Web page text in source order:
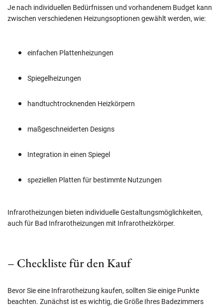
Je nach individuellen Bedürfnissen und vorhandenem Budget kann
zwischen verschiedenen Heizungsoptionen gewählt werden, wie:
einfachen Plattenheizungen
Spiegelheizungen
handtuchtrocknenden Heizkörpern
maßgeschneiderten Designs
Integration in einen Spiegel
speziellen Platten für bestimmte Nutzungen
Infrarotheizungen bieten individuelle Gestaltungsmöglichkeiten,
auch für Bad Infrarotheizungen mit Infrarotheizkörper.
– Checkliste für den Kauf
Bevor Sie eine Infrarotheizung kaufen, sollten Sie einige Punkte
beachten. Zunächst ist es wichtig, die Größe Ihres Badezimmers